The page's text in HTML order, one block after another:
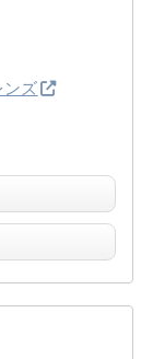
ズ